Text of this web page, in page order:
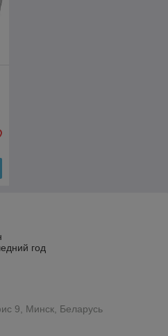
год
9, Минск, Беларусь